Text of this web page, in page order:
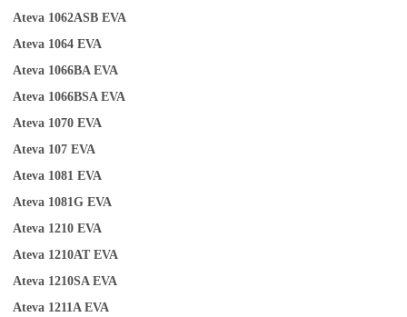
Ateva 1062ASB EVA
Ateva 1064 EVA
Ateva 1066BA EVA
Ateva 1066BSA EVA
Ateva 1070 EVA
Ateva 107 EVA
Ateva 1081 EVA
Ateva 1081G EVA
Ateva 1210 EVA
Ateva 1210AT EVA
Ateva 1210SA EVA
Ateva 1211A EVA